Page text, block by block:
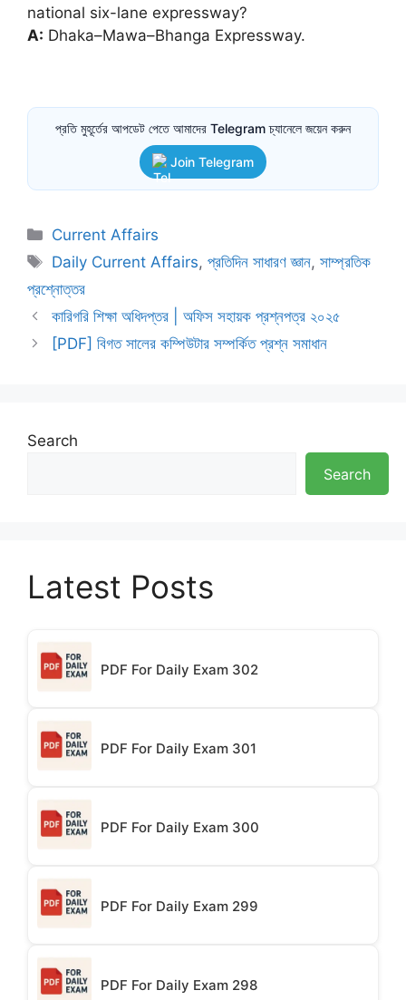
national six-lane expressway?
A: Dhaka–Mawa–Bhanga Expressway.
প্রতি মুহূর্তের আপডেট পেতে আমাদের Telegram চ্যানেলে জয়েন করুন
Join Telegram
Categories
Current Affairs
Tags
Daily Current Affairs,প্রতিদিন সাধারণ জ্ঞান,সাম্প্রতিক
প্রশ্নোত্তর
কারিগরি শিক্ষা অধিদপ্তর | অফিস সহায়ক প্রশ্নপত্র ২০২৫
[PDF] বিগত সালের কম্পিউটার সম্পর্কিত প্রশ্ন সমাধান
Search
Search
Latest Posts
PDF For Daily Exam 302
PDF For Daily Exam 301
PDF For Daily Exam 300
PDF For Daily Exam 299
PDF For Daily Exam 298